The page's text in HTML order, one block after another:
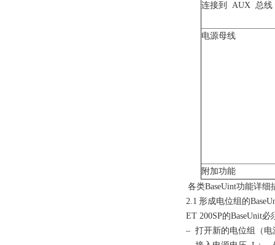
连接到 AUX 总线
电源母线
附加功能
各类BaseUint功能详细
2.1 形成电位组的
ET 200SP的BaseUnit必
– 打开新的电位组（电